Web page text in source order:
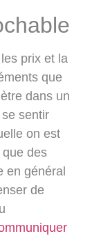
prix et la
que
dans un
sentir
on est
des
en général
de